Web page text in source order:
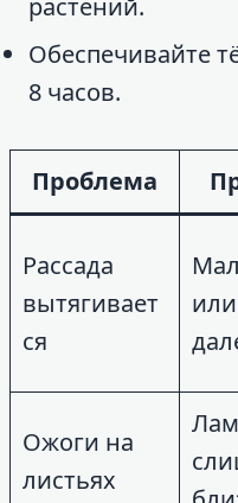
растений.
Обеспечивайте
8 часов.
Проблема
Рассада
вытягивает
ся
Ожоги на
листьях